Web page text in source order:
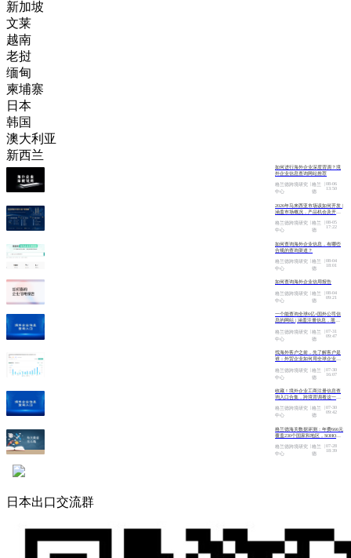
新加坡
文莱
越南
老挝
缅甸
柬埔寨
日本
韩国
澳大利亚
新西兰
如何进行海外企业深度背调？境
外企业信息查询网站推荐
格兰德跨境研究
中心
格兰
德
08-06
13:50
2026年马来西亚市场该如何开发 |
涵盖市场概况，产品机会及开发
格兰德跨境研究
中心
格兰
德
08-05
17:22
如何查询海外企业信息，有哪些
合规的查询渠道？
格兰德跨境研究
中心
|格兰
德
| 08-04
18:01
如何查询海外企业信用报告
格兰德跨境研究
中心
|格兰
德
| 08-04
09:21
一个能查询全球6亿+国外公司信
息的网站 | 涵盖注册信息，股权
格兰德跨境研究
中心
|格兰
德
| 07-31
09:47
找海外客户之前，先了解客户是
谁：外贸企业如何用全球企业数
格兰德跨境研究
中心
|格兰
德
| 07-30
16:07
收藏！境外企业工商注册信息查
询入口合集，跨境背调看这一篇
格兰德跨境研究
中心
格兰
德
07-30
09:42
格兰德海关数据评测：年费666元
覆盖230个国家和地区，SOHO和
格兰德跨境研究
中心
格兰
德
07-28
18:39
日本出口交流群